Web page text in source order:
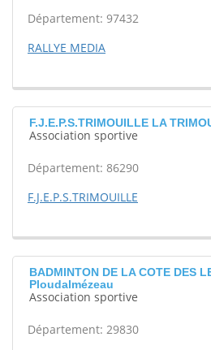
Département: 97432
RALLYE MEDIA
F.J.E.P.S.TRIMOUILLE LA
Association sportive
Département: 86290
F.J.E.P.S.TRIMOUILLE
BADMINTON DE LA COTE DES
Ploudalmézeau
Association sportive
Département: 29830